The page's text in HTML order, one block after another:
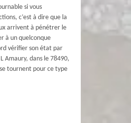
si vous
c’est à dire que la
arrivent à pénétrer le
à un quelconque
vérifier son état par
Amaury, dans le 78490,
se tournent pour ce type